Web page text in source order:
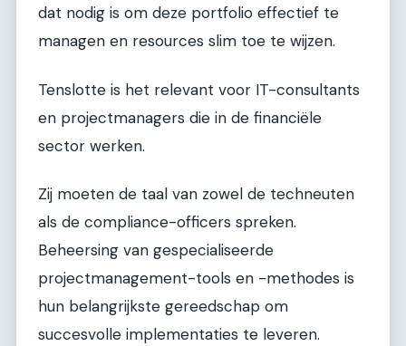
dat nodig is om deze portfolio effectief te
managen en resources slim toe te wijzen.
Tenslotte is het relevant voor IT-consultants
en projectmanagers die in de financiële
sector werken.
Zij moeten de taal van zowel de techneuten
als de compliance-officers spreken.
Beheersing van gespecialiseerde
projectmanagement-tools en -methodes is
hun belangrijkste gereedschap om
succesvolle implementaties te leveren.